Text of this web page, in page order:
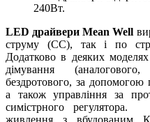
240Вт.
LED драйвери Mean Well
струму (CC), так і по
Додатково в деяких моделях
дімування
бездротового, за
а також управління за
симістрного
живлення з